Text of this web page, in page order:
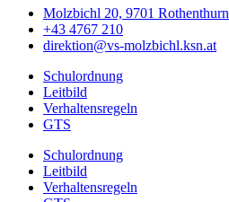
Molzbichl 20, 9701 Rothenthurn
+43 4767 210
direktion@vs-molzbichl.ksn.at
Schulordnung
Leitbild
Verhaltensregeln
GTS
Schulordnung
Leitbild
Verhaltensregeln